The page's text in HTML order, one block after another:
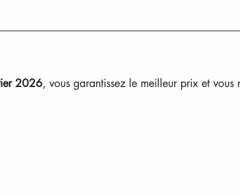
2026, vous garantissez le meilleur prix et vous